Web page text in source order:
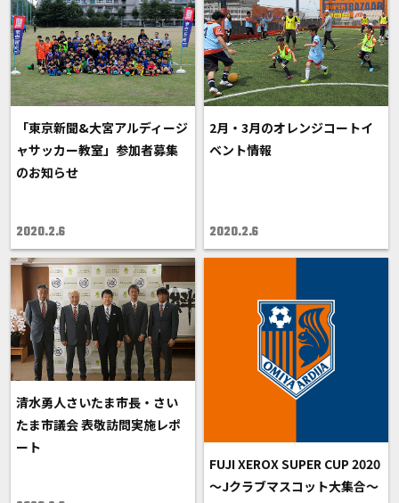
「東京新聞&大宮アルディージ
ャサッカー教室」参加者募集
のお知らせ
2020.2.6
2月・3月のオレンジコートイ
ベント情報
2020.2.6
清水勇人さいたま市長・さい
たま市議会 表敬訪問実施レポ
ート
FUJI XEROX SUPER CUP 2020
～Jクラブマスコット大集合～